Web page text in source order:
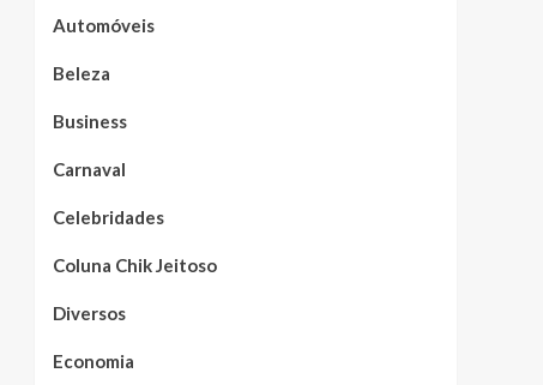
Automóveis
Beleza
Business
Carnaval
Celebridades
Coluna Chik Jeitoso
Diversos
Economia